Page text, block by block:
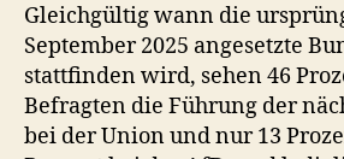
Gleichgültig wann die
September 2025 angesetzte
stattfinden wird, sehen 46
Befragten die Führung der
bei der Union und nur 13